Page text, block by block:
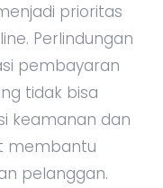
prioritas
Perlindungan
pembayaran
tidak bisa
keamanan dan
membantu
pelanggan.